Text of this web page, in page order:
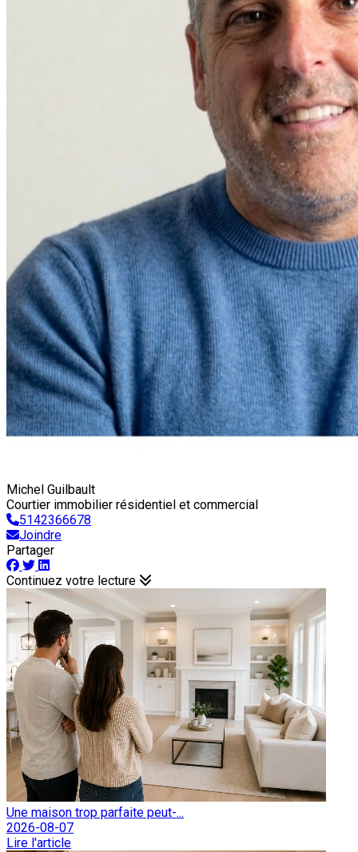
Michel Guilbault
Courtier immobilier résidentiel et commercial
5142366678
Joindre
Partager
Continuez votre lecture
Une maison trop parfaite peut-...
2026-08-07
Lire l'article